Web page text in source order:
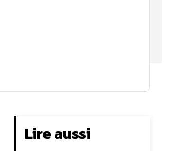
Lire aussi